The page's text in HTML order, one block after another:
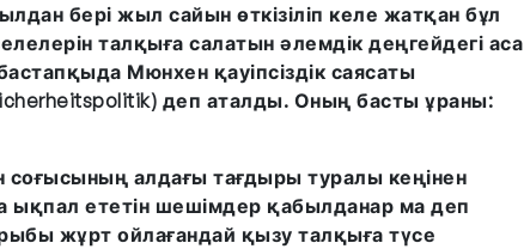
бері жыл сайын өткізіліп келе жатқан бұл
талқыға салатын әлемдік деңгейдегі аса
Мюнхен қауіпсіздік саясаты
деп аталды. Оның басты ұраны:
алдағы тағдыры туралы кеңінен
ықпал ететін шешімдер қабылданар ма деп
жұрт ойлағандай қызу талқыға түсе